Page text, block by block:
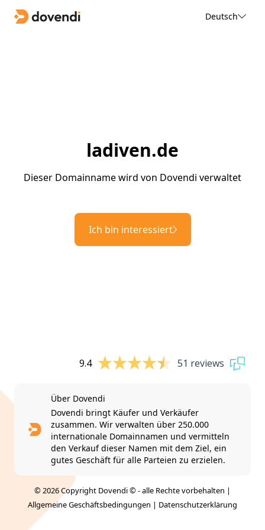
Deutsch
ladiven.de
Dieser Domainname wird von Dovendi verwaltet
Ich bin interessiert
9.4 51 reviews
Über Dovendi
Dovendi bringt Käufer und Verkäufer
zusammen. Wir verwalten über 250.000
internationale Domainnamen und vermitteln
den Verkauf dieser Namen mit dem Ziel, ein
gutes Geschäft für alle Parteien zu erzielen.
© 2026 Copyright Dovendi © - alle Rechte vorbehalten |
Allgemeine Geschäftsbedingungen | Datenschutzerklärung